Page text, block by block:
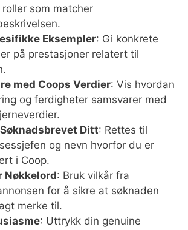
som matcher
Eksempler: Gi konkrete
på prestasjoner relatert til
med Coops Verdier: Vis hvordan
og ferdigheter samsvarer med
Ditt: Rettes til
og nevn hvorfor du er
i Coop.
Nøkkelord: Bruk vilkår fra
for å sikre at søknaden
merke til.
: Uttrykk din genuine